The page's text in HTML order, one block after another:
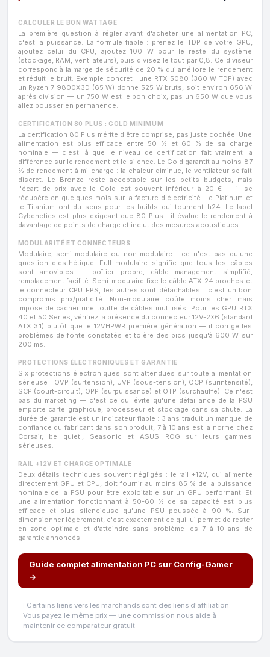
CALCULER LE BON WATTAGE
La première question à régler avant d'acheter une alimentation PC,
c'est la puissance. La formule fiable : prenez le TDP de votre GPU,
ajoutez celui du CPU, ajoutez 100 W pour le reste du système
(stockage, RAM, ventilateurs), puis divisez le tout par 0,8. Ce diviseur
correspond à la marge de sécurité de 20 % qui améliore le rendement
et réduit le bruit. Exemple concret : une RTX 5080 (360 W TDP) avec
un Ryzen 7 9800X3D (65 W) donne 525 W bruts, soit environ 656 W
après division — un 750 W est le bon choix, pas un 650 W que vous
allez pousser en permanence.
CERTIFICATION 80 PLUS : GOLD MINIMUM
La certification 80 Plus mérite d'être comprise, pas juste cochée. Une
alimentation est plus efficace entre 50 % et 60 % de sa charge
nominale — c'est là que le niveau de certification fait vraiment la
différence sur le rendement et le silence. Le Gold garantit au moins 87
% de rendement à mi-charge : la chaleur diminue, le ventilateur se fait
discret. Le Bronze reste acceptable sur les petits budgets, mais
l'écart de prix avec le Gold est souvent inférieur à 20 € — il se
récupère en quelques mois sur la facture d'électricité. Le Platinum et
le Titanium ont du sens pour les builds qui tournent h24. Le label
Cybenetics est plus exigeant que 80 Plus : il évalue le rendement à
davantage de points de charge et inclut des mesures acoustiques.
MODULARITÉ ET CONNECTEURS
Modulaire, semi-modulaire ou non-modulaire : ce n'est pas qu'une
question d'esthétique. Full modulaire signifie que tous les câbles
sont amovibles — boîtier propre, câble management simplifié,
remplacement facilité. Semi-modulaire fixe le câble ATX 24 broches et
le connecteur CPU EPS, les autres sont détachables : c'est un bon
compromis prix/praticité. Non-modulaire coûte moins cher mais
impose de cacher une touffe de câbles inutilisés. Pour les GPU RTX
40 et 50 Series, vérifiez la présence du connecteur 12V-2x6 (standard
ATX 3.1) plutôt que le 12VHPWR première génération — il corrige les
problèmes de fonte constatés et tolère des pics jusqu'à 600 W sur
200 ms.
PROTECTIONS ÉLECTRONIQUES ET GARANTIE
Six protections électroniques sont attendues sur toute alimentation
sérieuse : OVP (surtension), UVP (sous-tension), OCP (surintensité),
SCP (court-circuit), OPP (surpuissance) et OTP (surchauffe). Ce n'est
pas du marketing — c'est ce qui évite qu'une défaillance de la PSU
emporte carte graphique, processeur et stockage dans sa chute. La
durée de garantie est un indicateur fiable : 3 ans traduit un manque de
confiance du fabricant dans son produit, 7 à 10 ans est la norme chez
Corsair, be quiet!, Seasonic et ASUS ROG sur leurs gammes
sérieuses.
RAIL +12V ET CHARGE OPTIMALE
Deux détails techniques souvent négligés : le rail +12V, qui alimente
directement GPU et CPU, doit fournir au moins 85 % de la puissance
nominale de la PSU pour être exploitable sur un GPU performant. Et
une alimentation fonctionnant à 50-60 % de sa capacité est plus
efficace et plus silencieuse qu'une PSU poussée à 90 %. Sur-
dimensionner légèrement, c'est exactement ce qui lui permet de rester
en zone optimale et d'atteindre sans problème les 7 à 10 ans de
garantie annoncés.
Guide complet alimentation PC sur Config-Gamer
→
ℹ️ Certains liens vers les marchands sont des liens d'affiliation.
Vous payez le même prix — une commission nous aide à
maintenir ce comparateur gratuit.